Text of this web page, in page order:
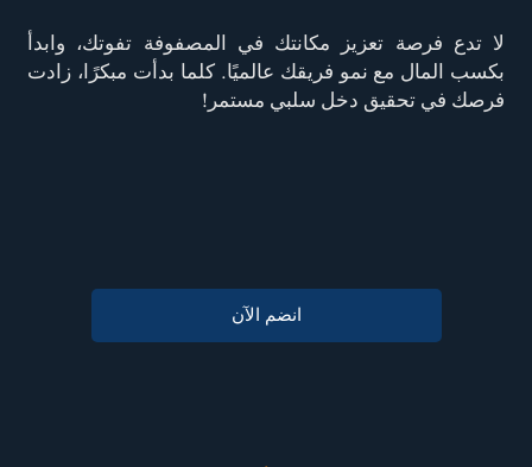
لا تدع فرصة تعزيز مكانتك في المصفوفة تفوتك، وابدأ
بكسب المال مع نمو فريقك عالميًا. كلما بدأت مبكرًا، زادت
فرصك في تحقيق دخل سلبي مستمر!
انضم الآن